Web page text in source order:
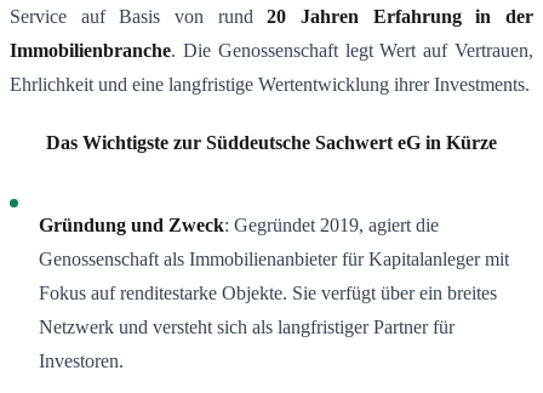
Service auf Basis von rund20 Jahren Erfahrung in der
Immobilienbranche. Die Genossenschaft legt Wert auf Vertrauen,
Ehrlichkeit und eine langfristige Wertentwicklung ihrer Investments.
Das Wichtigste zur Süddeutsche Sachwert eG in Kürze
Gründung und Zweck: Gegründet 2019, agiert die
Genossenschaft als Immobilienanbieter für Kapitalanleger mit
Fokus auf renditestarke Objekte. Sie verfügt über ein breites
Netzwerk und versteht sich als langfristiger Partner für
Investoren.